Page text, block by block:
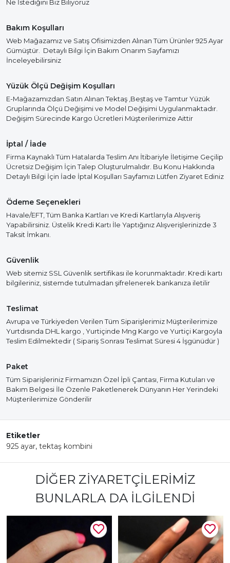
Ne İstediğini Biz Biliyoruz
Bakım Koşulları
Web Mağazamız ve Satış Ofisimizden Alınan Tüm Ürünler 925 Ayar
Gümüştür. Detaylı Bilgi İçin Bakım Onarım Sayfamızı
İnceleyebilirsiniz
Yüzük Ölçü Değişim Koşulları
E-Mağazamızdan Satın Alınan Tektaş ,Beştaş ve Tamtur Yüzük
Gruplarında Ölçü Değişimi ve Model Değişimi Uygulanmaktadır.
Değişim Sürecinde Kargo Ücretleri Müşterilerimize Aittir
İptal / İade
Firma Kaynaklı Tüm Hatalarda Teslim Anı İtibariyle İletişime Geçilip
Ücretsiz Değişim İçin Talep Oluşturulmalıdır. Bu Konu Hakkında
Detaylı Bilgi İçin İade İptal Koşulları Sayfamızı Lütfen Ziyaret Ediniz
Ödeme Seçenekleri
Havale/EFT, Tüm Banka Kartları ve Kredi Kartlarıyla Alışveriş
Yapabilirsiniz. Üstelik Kredi Kartı İle Yaptığınız Alışverişlerinizde 3
Taksit İmkanı.
Güvenlik
Web sitemiz SSL Güvenlik sertifikası ile korunmaktadır. Kredi kartı
bilgileriniz, sistemde tutulmadan şifrelenerek bankanıza iletilir
Teslimat
Avrupa ve Türkiyeden Verilen Tüm Siparişlerimiz Müşterilerimize
Yurtdısında DHL kargo , Yurtiçinde Mng Kargo ve Yurtiçi Kargoyla
Teslim Edilmektedir ( Sipariş Sonrası Teslimat Süresi 4 İşgünüdür )
Paket
Tüm Siparişleriniz Firmamızın Özel İpli Çantası, Firma Kutuları ve
Bakım Belgesi İle Özenle Paketlenerek Dünyanın Her Yerindeki
Müşterilerimize Gönderilir
Etiketler
925 ayar, tektaş kombini
DIĞER ZIYARETÇILERIMIZ
BUNLARLA DA İLGILENDI